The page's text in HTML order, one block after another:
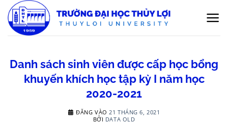
qua
nội
Danh sách sinh viên được cấp học bổng
khuyến khích học tập kỳ I năm học
2020-2021
ĐĂNG VÀO 21 THÁNG 6, 2021
BỞI DATA OLD